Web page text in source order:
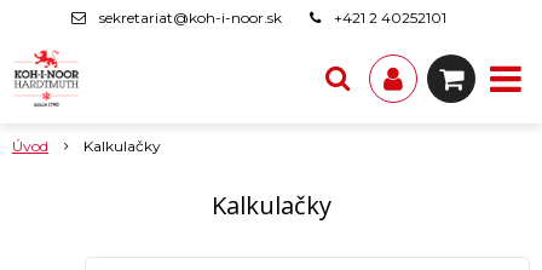
sekretariat@koh-i-noor.sk +421 2 40252101
Úvod Kalkulačky
Kalkulačky